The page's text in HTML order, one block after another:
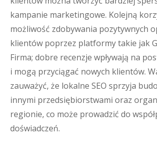
kampanie marketingowe. Kolejną
możliwość zdobywania pozytywnych
klientów poprzez platformy takie jak
Firma; dobre recenzje wpływają na
i mogą przyciągać nowych klientów.
zauważyć, że lokalne SEO sprzyja
innymi przedsiębiorstwami oraz
regionie, co może prowadzić do
doświadczeń.